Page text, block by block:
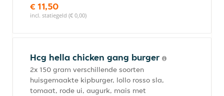
€ 11,50
incl. statiegeld (€ 0,00)
Hcg hella chicken gang burger
2x 150 gram verschillende soorten
huisgemaakte kipburger, lollo rosso sla,
tomaat, rode ui, augurk, mais met